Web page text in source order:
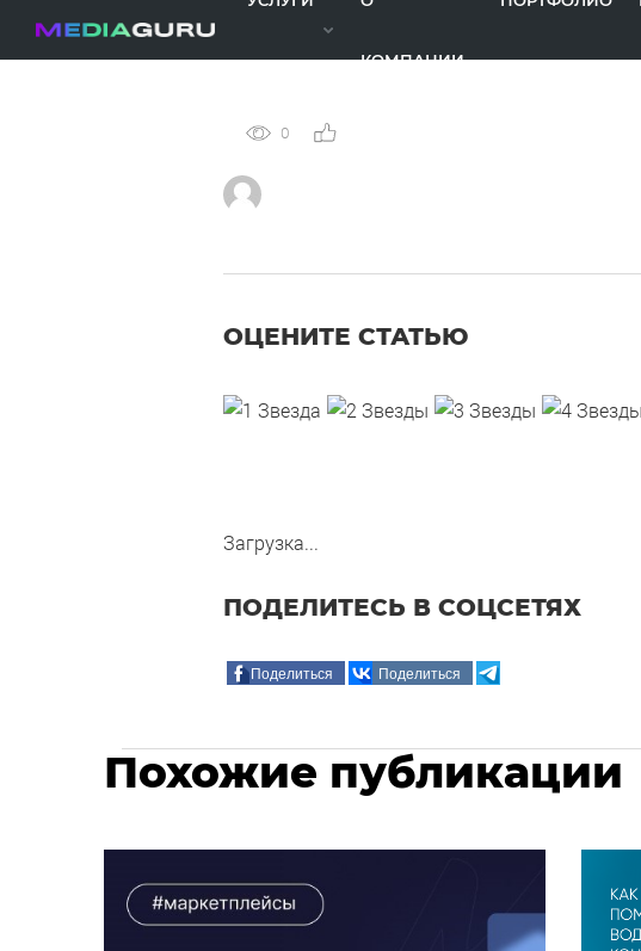
КОМПАНИИ
0
ОЦЕНИТЕ СТАТЬЮ
Загрузка...
ПОДЕЛИТЕСЬ В СОЦСЕТЯХ
Поделиться Поделиться
Похожие публикации